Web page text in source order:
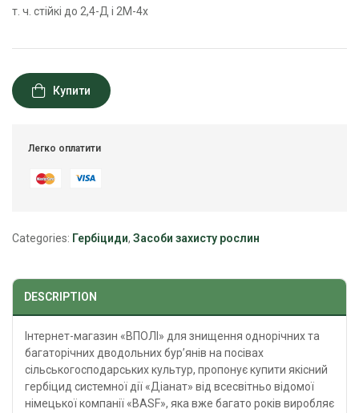
т. ч. стійкі до 2,4-Д і 2М-4х
Купити
Легко оплатити
Categories: Гербіциди, Засоби захисту рослин
DESCRIPTION
Інтернет-магазин «ВПОЛІ» для знищення однорічних та
багаторічних дводольних бур’янів на посівах
сільськогосподарських культур, пропонує купити якісний
гербіцид системної дії «Діанат» від всесвітньо відомої
німецької компанії «BASF», яка вже багато років виробляє